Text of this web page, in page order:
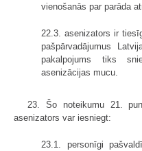
vienošanās par parāda
22.3. asenizators ir
pašpārvadājumus
pakalpojums tiks
asenizācijas mucu.
23. Šo noteikumu 21.
asenizators var iesniegt:
23.1. personīgi